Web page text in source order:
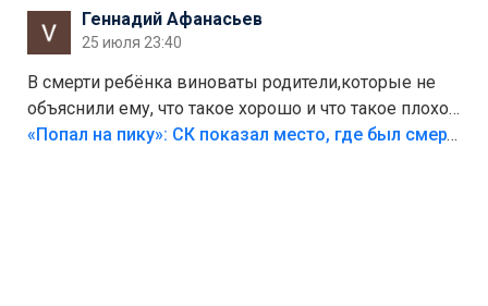
Геннадий Афанасьев
25 июля 23:40
В смерти ребёнка виноваты родители,которые не
объяснили ему, что такое хорошо и что такое плохо!
Лезть через такой забор,верх безумия,есть же
«Попал на пику»: СК показал место, где был смертельно травмирован ребенок в Тольятти